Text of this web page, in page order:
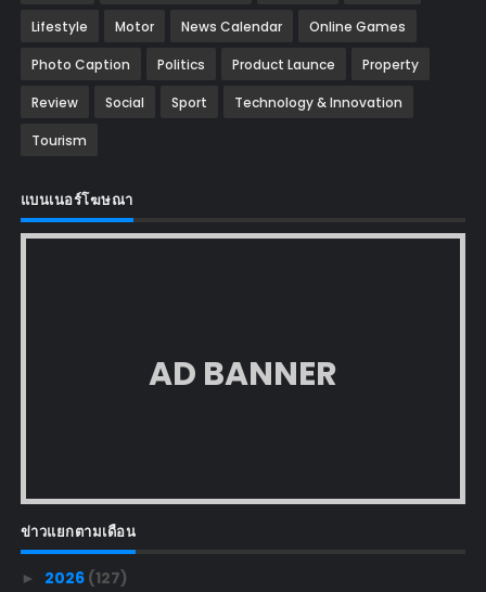
Lifestyle Motor News Calendar Online Games
Photo Caption Politics Product Launce Property
Review Social Sport Technology & Innovation
Tourism
แบนเนอร์โฆษณา
AD BANNER
ข่าวแยกตามเดือน
► 2026 (127)